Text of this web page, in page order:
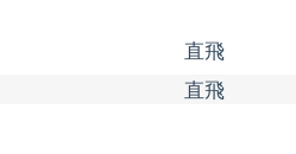
直飛
直飛